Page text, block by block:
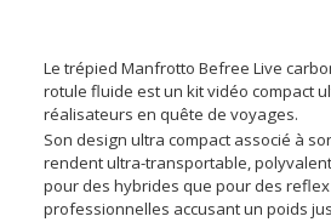
Le trépied Manfrotto Befree Live
rotule fluide est un kit vidéo compact
réalisateurs en quête de voyages.
Son design ultra compact associé à
rendent ultra-transportable,
pour des hybrides que pour des
professionnelles accusant un poids